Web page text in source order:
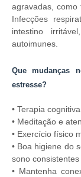
agravadas, como
Infecções
intestino
autoimunes.
Que mudanças
estresse?
• Terapia
• Meditação e
• Exercício físico
• Boa higiene do
sono consistentes
• Mantenha